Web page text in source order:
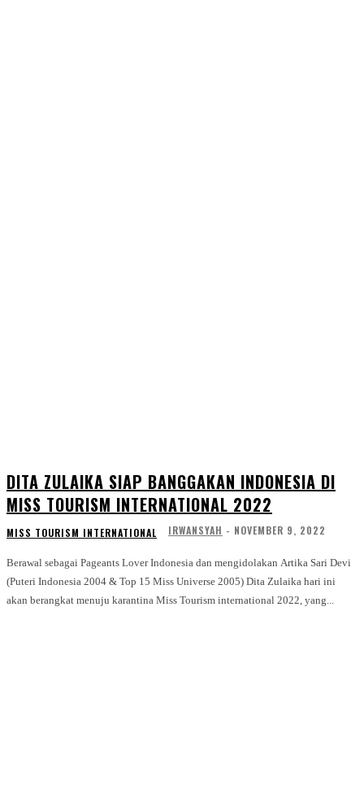
DITA ZULAIKA SIAP BANGGAKAN INDONESIA DI
MISS TOURISM INTERNATIONAL 2022
MISS TOURISM INTERNATIONAL IRWANSYAH - NOVEMBER 9, 2022
Berawal sebagai Pageants Lover Indonesia dan mengidolakan Artika Sari Devi
(Puteri Indonesia 2004 & Top 15 Miss Universe 2005) Dita Zulaika hari ini
akan berangkat menuju karantina Miss Tourism international 2022, yang...